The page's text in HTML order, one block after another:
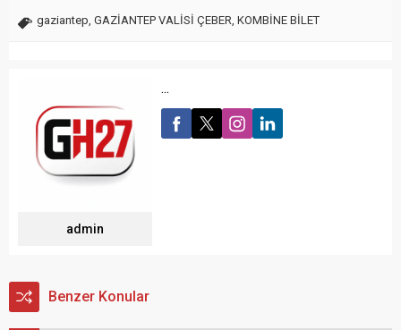
gaziantep GAZİANTEP VALİSİ ÇEBER KOMBİNE BİLET
admin
...
Benzer Konular